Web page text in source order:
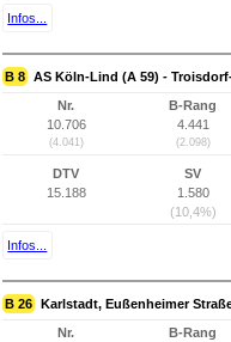
Infos...
B 8 AS Köln-Lind (A 59) -
Nr.
10.706
(4.041)
B-Rang
4.441
(2.098)
DTV
15.188
SV
1.580
(10,4%)
Infos...
B 26 Karlstadt, Eußenheimer
Nr.
B-Rang